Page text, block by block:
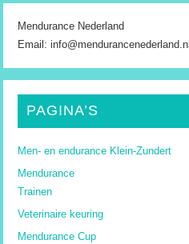
Mendurance Nederland
Email: info@mendurancenederland.nl
PAGINA’S
Men- en endurance Klein-Zundert
Mendurance
Trainen
Veterinaire keuring
Mendurance Cup